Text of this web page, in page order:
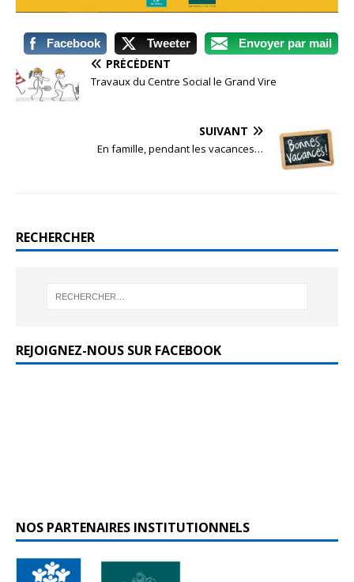
Facebook Tweeter Envoyer par mail
PRÉCÉDENT
Travaux du Centre Social le Grand Vire
SUIVANT
En famille, pendant les vacances…
RECHERCHER
REJOIGNEZ-NOUS SUR FACEBOOK
NOS PARTENAIRES INSTITUTIONNELS